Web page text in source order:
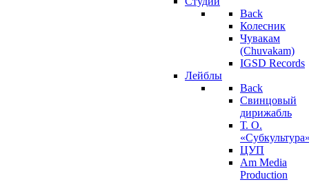
Back
Колесник
Чувакам
(Chuvakam)
IGSD Records
Лейблы
Back
Свинцовый
дирижабль
Т. О.
ЦУП
Am Media
Production